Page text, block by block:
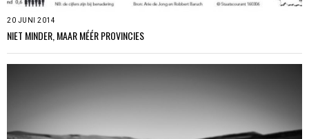
20 JUNI 2014
NIET MINDER, MAAR MÉÉR PROVINCIES